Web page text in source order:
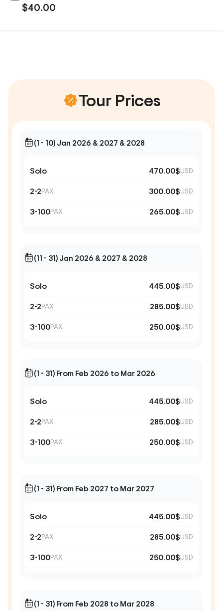
$40.00
Tour Prices
(1 - 10) Jan 2026 & 2027 & 2028
Solo 470.00$USD
2-2PAX 300.00$USD
3-100PAX 265.00$USD
(11 - 31) Jan 2026 & 2027 & 2028
Solo 445.00$USD
2-2PAX 285.00$USD
3-100PAX 250.00$USD
(1 - 31) From Feb 2026 to Mar 2026
Solo 445.00$USD
2-2PAX 285.00$USD
3-100PAX 250.00$USD
(1 - 31) From Feb 2027 to Mar 2027
Solo 445.00$USD
2-2PAX 285.00$USD
3-100PAX 250.00$USD
(1 - 31) From Feb 2028 to Mar 2028